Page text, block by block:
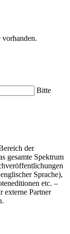
Bitte
der
gesamte Spektrum
Sprache),
etc. –
externe Partner